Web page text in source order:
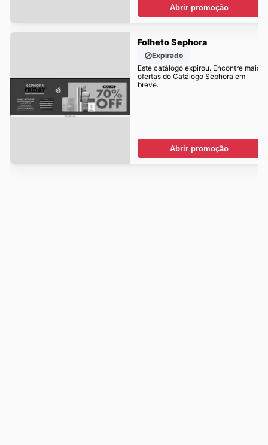
Abrir promoção
Folheto Sephora
Expirado
Este catálogo expirou. Encontre mais
ofertas do Catálogo Sephora em
breve.
Abrir promoção